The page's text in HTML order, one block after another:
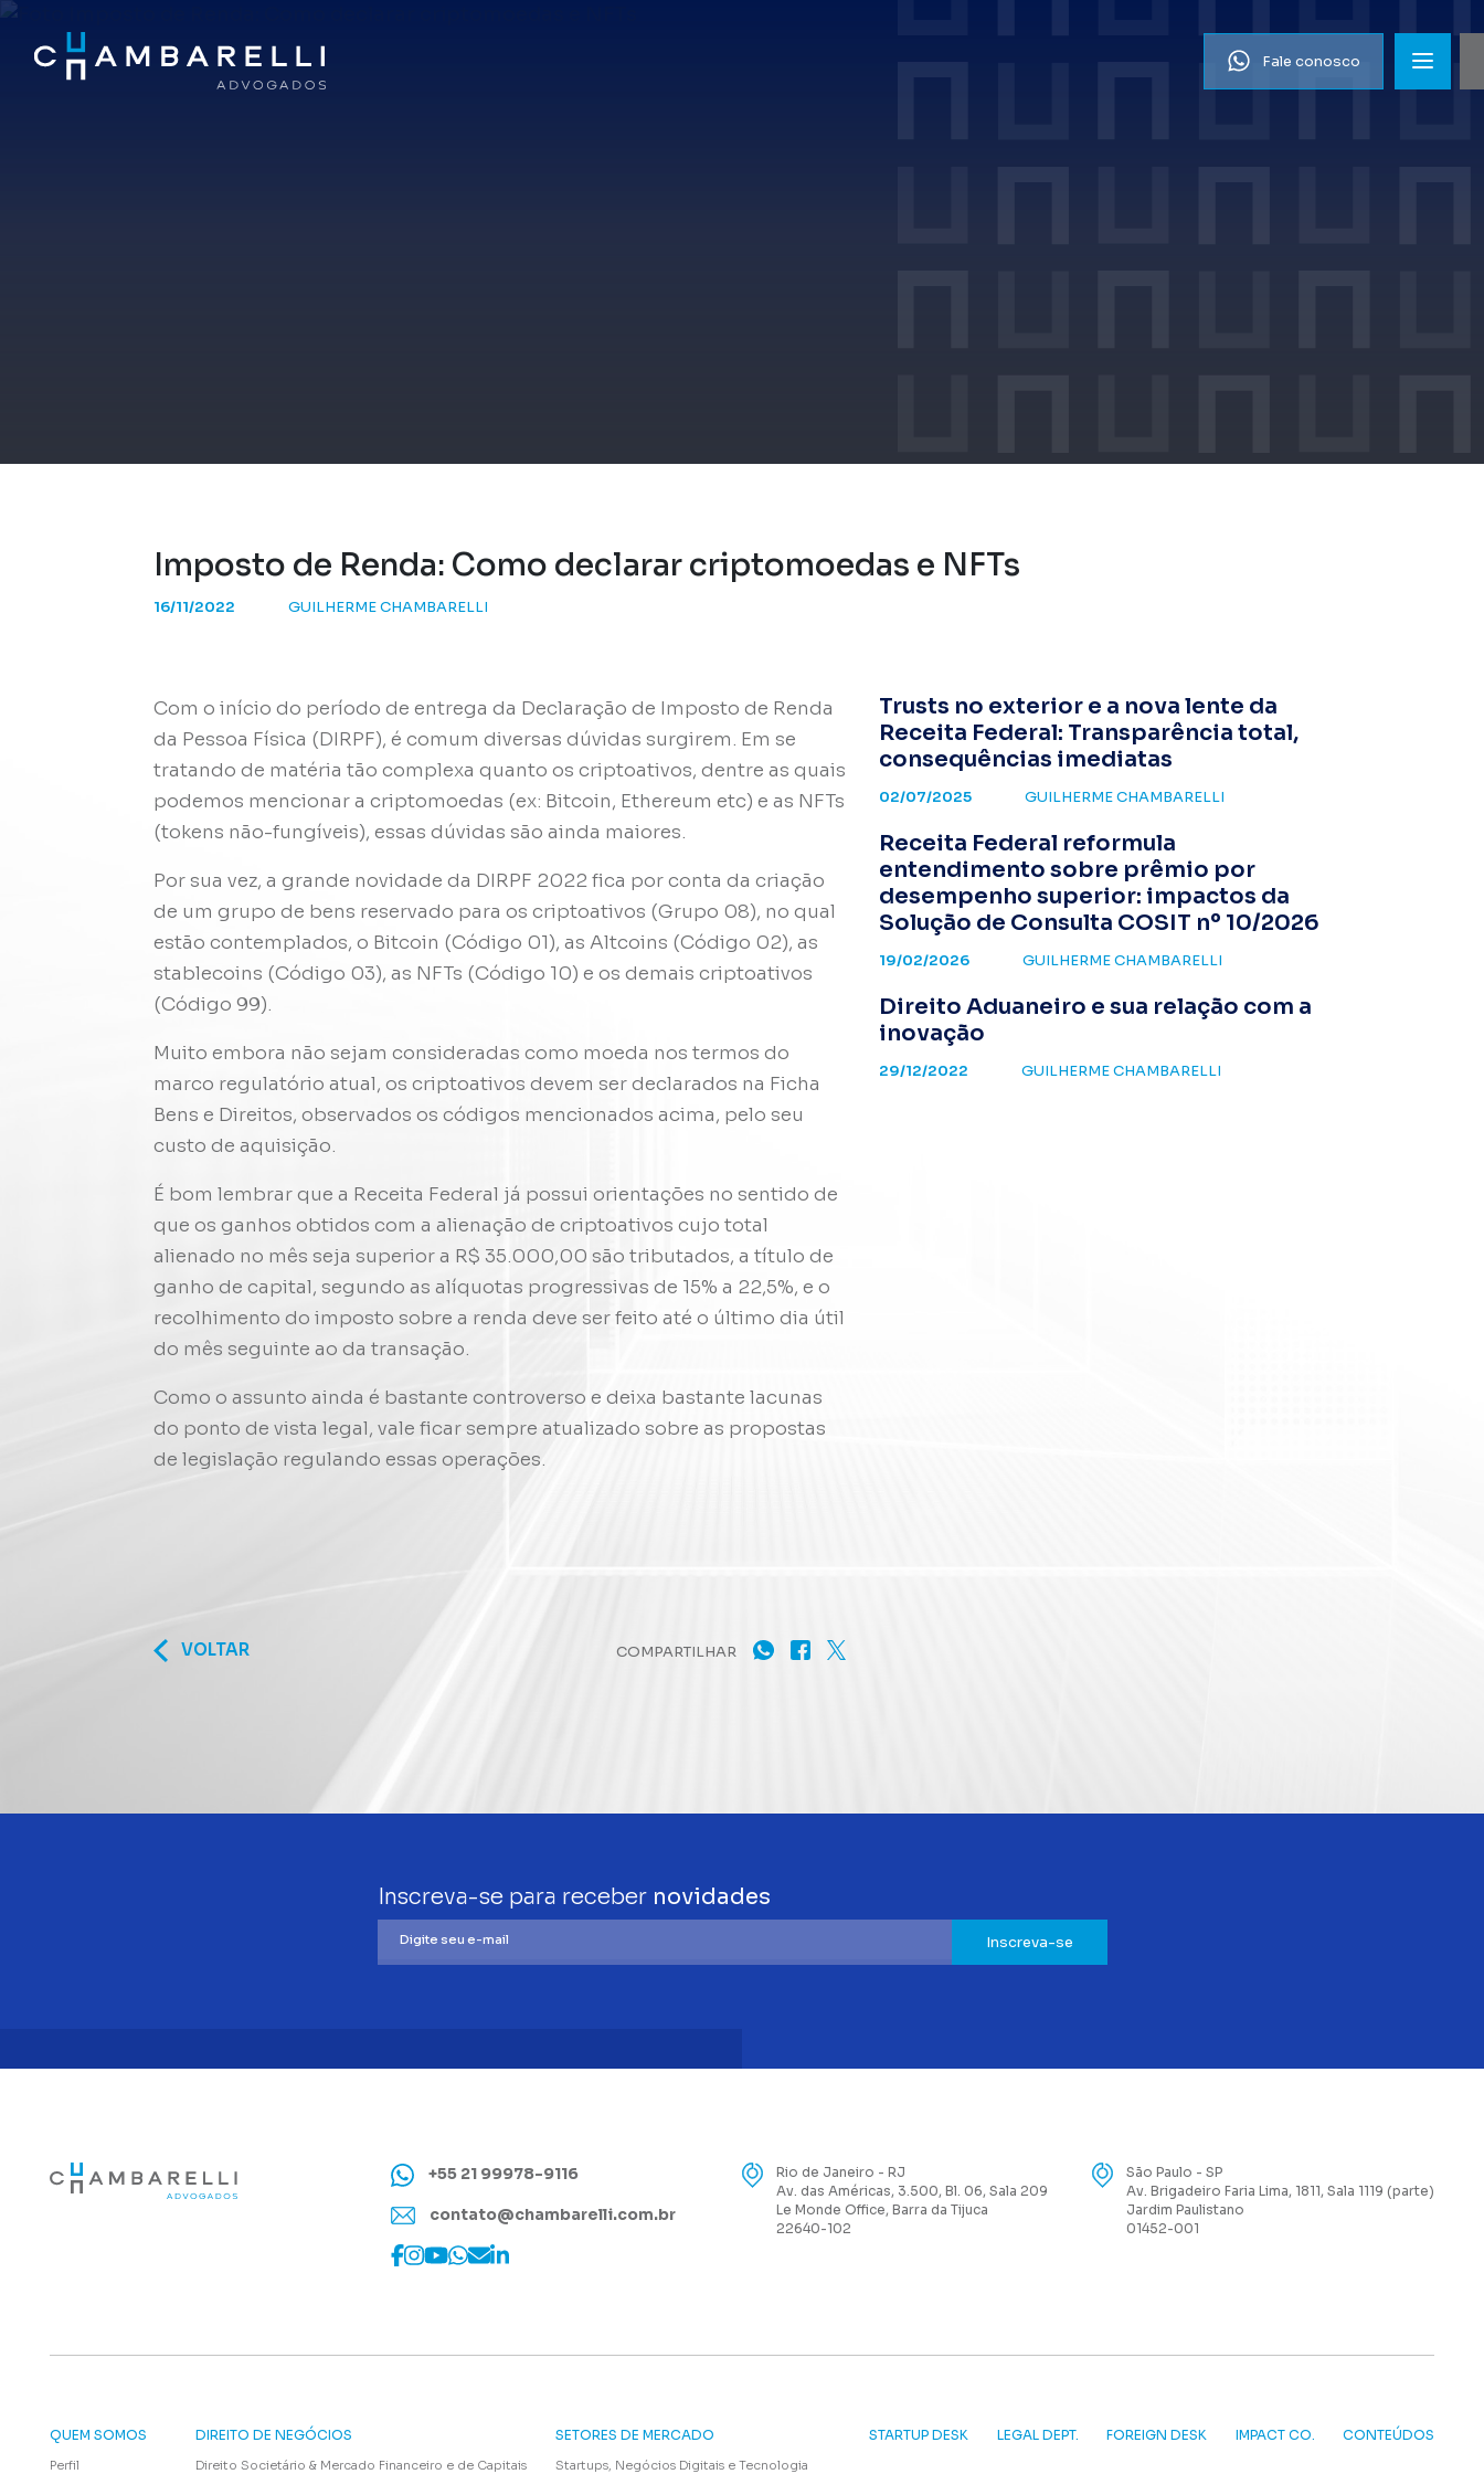
Fale conosco
Imposto de Renda: Como declarar criptomoedas e NFTs
16/11/2022 GUILHERME CHAMBARELLI
Com o início do período de entrega da Declaração de Imposto de Renda
da Pessoa Física (DIRPF), é comum diversas dúvidas surgirem. Em se
tratando de matéria tão complexa quanto os criptoativos, dentre as quais
podemos mencionar a criptomoedas (ex: Bitcoin, Ethereum etc) e as NFTs
(tokens não-fungíveis), essas dúvidas são ainda maiores.
Por sua vez, a grande novidade da DIRPF 2022 fica por conta da criação
de um grupo de bens reservado para os criptoativos (Grupo 08), no qual
estão contemplados, o Bitcoin (Código 01), as Altcoins (Código 02), as
stablecoins (Código 03), as NFTs (Código 10) e os demais criptoativos
(Código 99).
Muito embora não sejam consideradas como moeda nos termos do
marco regulatório atual, os criptoativos devem ser declarados na Ficha
Bens e Direitos, observados os códigos mencionados acima, pelo seu
custo de aquisição.
É bom lembrar que a Receita Federal já possui orientações no sentido de
que os ganhos obtidos com a alienação de criptoativos cujo total
alienado no mês seja superior a R$ 35.000,00 são tributados, a título de
ganho de capital, segundo as alíquotas progressivas de 15% a 22,5%, e o
recolhimento do imposto sobre a renda deve ser feito até o último dia útil
do mês seguinte ao da transação.
Como o assunto ainda é bastante controverso e deixa bastante lacunas
do ponto de vista legal, vale ficar sempre atualizado sobre as propostas
de legislação regulando essas operações.
VOLTAR COMPARTILHAR
Trusts no exterior e a nova lente da
Receita Federal: Transparência total,
consequências imediatas
02/07/2025 GUILHERME CHAMBARELLI
Receita Federal reformula
entendimento sobre prêmio por
desempenho superior: impactos da
Solução de Consulta COSIT nº 10/2026
19/02/2026 GUILHERME CHAMBARELLI
Direito Aduaneiro e sua relação com a
inovação
29/12/2022 GUILHERME CHAMBARELLI
Inscreva-se para receber novidades
Inscreva-se
+55 21 99978-9116
contato@chambarelli.com.br
Rio de Janeiro - RJ
Av. das Américas, 3.500, Bl. 06, Sala 209
Le Monde Office, Barra da Tijuca
22640-102
São Paulo - SP
Av. Brigadeiro Faria Lima, 1811, Sala 1119 (parte)
Jardim Paulistano
01452-001
QUEM SOMOS
Perfil
DIREITO DE NEGÓCIOS
Direito Societário & Mercado Financeiro e de Capitais
SETORES DE MERCADO
Startups, Negócios Digitais e Tecnologia
STARTUP DESK LEGAL DEPT. FOREIGN DESK IMPACT CO. CONTEÚDOS